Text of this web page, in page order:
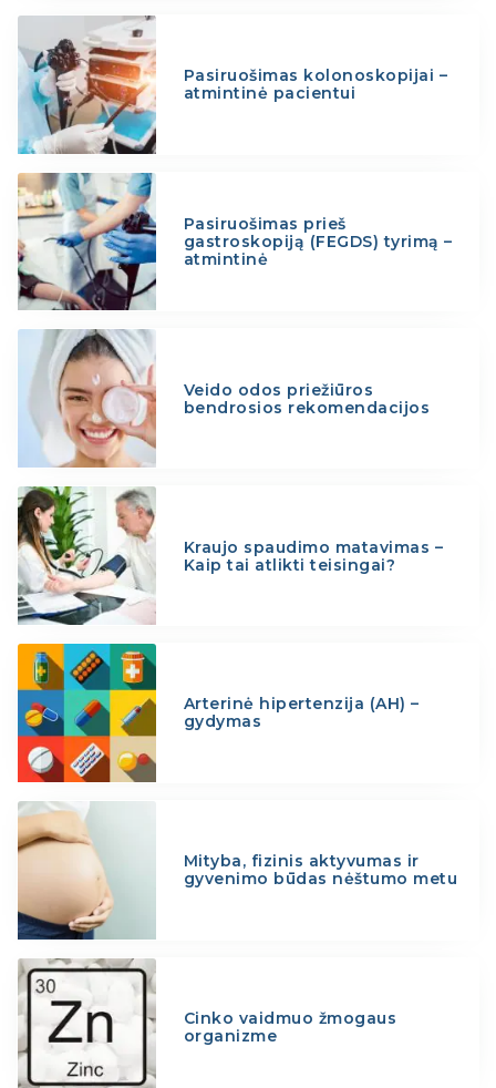
Pasiruošimas kolonoskopijai –
atmintinė pacientui
Pasiruošimas prieš
gastroskopiją (FEGDS) tyrimą –
atmintinė
Veido odos priežiūros
bendrosios rekomendacijos
Kraujo spaudimo matavimas –
Kaip tai atlikti teisingai?
Arterinė hipertenzija (AH) –
gydymas
Mityba, fizinis aktyvumas ir
gyvenimo būdas nėštumo metu
Cinko vaidmuo žmogaus
organizme